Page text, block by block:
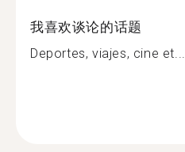
我喜欢谈论的话题
Deportes, viajes, cine et...